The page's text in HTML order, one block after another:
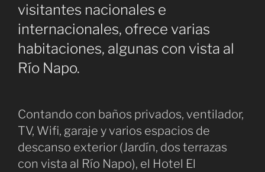
visitantes nacionales e
internacionales, ofrece varias
habitaciones, algunas con vista al
Río Napo.
Contando con baños privados, ventilador,
TV, Wifi, garaje y varios espacios de
descanso exterior (Jardín, dos terrazas
con vista al Río Napo), el Hotel El